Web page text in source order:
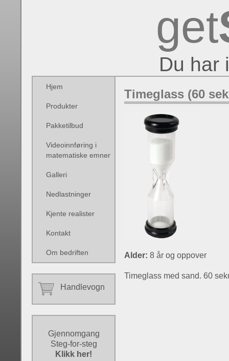
get
Du har
Timeglass (60
Alder: 8 år og oppover
Timeglass med sand. 60
Hjem
Produkter
Pakketilbud
Videoinnføring i
matematiske emner
Galleri
Nedlastninger
Kjente realister
Kontakt
Om bedriften
Handlevogn
Gjennomgang
Steg-for-steg
Klikk her!